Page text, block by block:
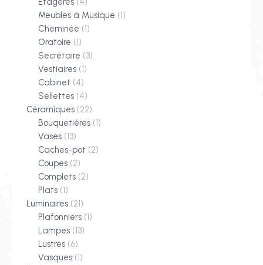
Meubles à Musique (1)
Cheminée (1)
Oratoire (1)
Secrétaire (3)
Vestiaires (1)
Cabinet (4)
Sellettes (4)
Céramiques (22)
Bouquetières (1)
Vases (13)
Caches-pot (2)
Coupes (2)
Complets (2)
Plats (1)
Luminaires (21)
Plafonniers (1)
Lampes (13)
Lustres (6)
Vasques (1)